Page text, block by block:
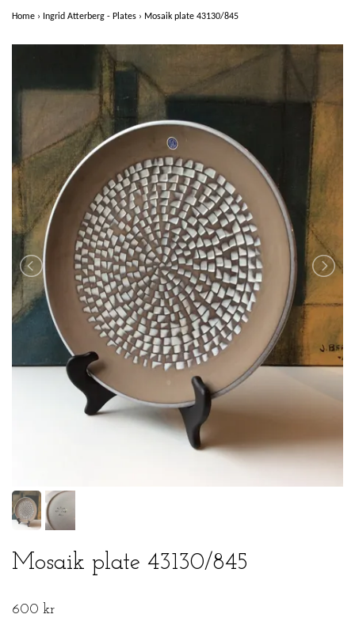
Home › Ingrid Atterberg - Plates › Mosaik plate 43130/845
Mosaik plate 43130/845
600 kr